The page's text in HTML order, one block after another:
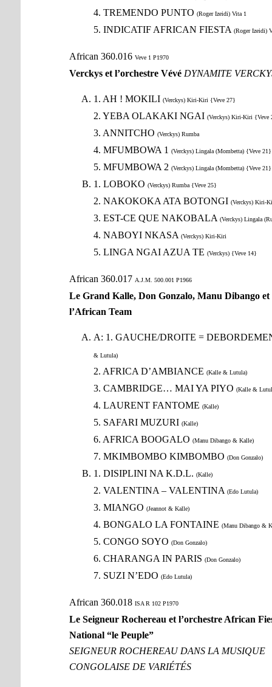
4. TREMENDO PUNTO (Roger Izeidi) Vita 1
5. INDICATIF AFRICAN FIESTA (Roger Izeidi)
African 360.016 Veve 1 P1970
Verckys et l’orchestre Vévé DYNAMITE
1. AH ! MOKILI (Verckys) Kiri-Kiri {Veve 27}
2. YEBA OLAKAKI NGAI (Verckys) Kiri-Kiri {Veve
3. ANNITCHO (Verckys) Rumba
4. MFUMBOWA 1 (Verckys) Lingala (Mombetta) {Veve 21}
5. MFUMBOWA 2 (Verckys) Lingala (Mombetta) {Veve 21}
1. LOBOKO (Verckys) Rumba {Veve 25}
2. NAKOKOKA ATA BOTONGI (Verckys) Kiri-
3. EST-CE QUE NAKOBALA (Verckys) Lingala
4. NABOYI NKASA (Verckys) Kiri-Kiri
5. LINGA NGAI AZUA TE (Verckys) {Veve 14}
African 360.017 A.J.M. 500.001 P1966
Le Grand Kalle, Don Gonzalo, Manu Dibango et
l’African Team
A: 1. GAUCHE/DROITE =
& Lutula)
2. AFRICA D’AMBIANCE (Kalle & Lutula)
3. CAMBRIDGE… MAI YA PIYO (Kalle &
4. LAURENT FANTOME (Kalle)
5. SAFARI MUZURI (Kalle)
6. AFRICA BOOGALO (Manu Dibango & Kalle)
7. MKIMBOMBO KIMBOMBO (Don Gonzalo)
1. DISIPLINI NA K.D.L. (Kalle)
2. VALENTINA – VALENTINA (Edo Lutula)
3. MIANGO (Jeannot & Kalle)
4. BONGALO LA FONTAINE (Manu Dibango &
5. CONGO SOYO (Don Gonzalo)
6. CHARANGA IN PARIS (Don Gonzalo)
7. SUZI N’EDO (Edo Lutula)
African 360.018 ISA R 102 P1970
Le Seigneur Rochereau et l’orchestre African
National “le Peuple”
SEIGNEUR ROCHEREAU DANS LA MUSIQUE
CONGOLAISE DE VARIÉTÉS